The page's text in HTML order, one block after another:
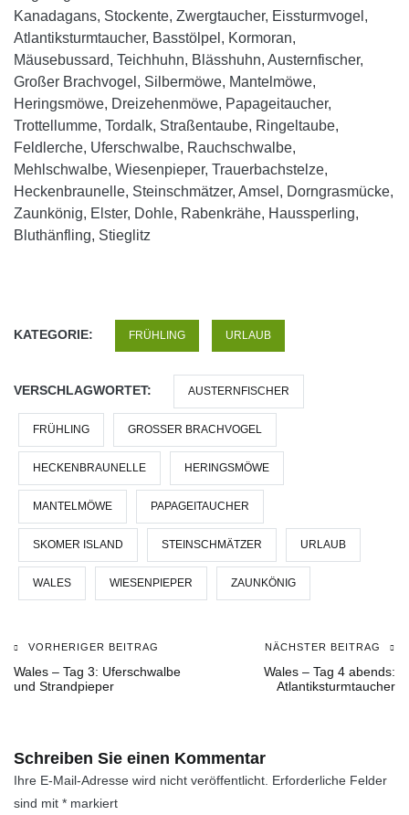
Kanadagans, Stockente, Zwergtaucher, Eissturmvogel,
Atlantiksturmtaucher, Basstölpel, Kormoran,
Mäusebussard, Teichhuhn, Blässhuhn, Austernfischer,
Großer Brachvogel, Silbermöwe, Mantelmöwe,
Heringsmöwe, Dreizehenmöwe, Papageitaucher,
Trottellumme, Tordalk, Straßentaube, Ringeltaube,
Feldlerche, Uferschwalbe, Rauchschwalbe,
Mehlschwalbe, Wiesenpieper, Trauerbachstelze,
Heckenbraunelle, Steinschmätzer, Amsel, Dorngrasmücke,
Zaunkönig, Elster, Dohle, Rabenkrähe, Haussperling,
Bluthänfling, Stieglitz
KATEGORIE: FRÜHLING URLAUB
VERSCHLAGWORTET: AUSTERNFISCHER
FRÜHLING GROSSER BRACHVOGEL
HECKENBRAUNELLE HERINGSMÖWE
MANTELMÖWE PAPAGEITAUCHER
SKOMER ISLAND STEINSCHMÄTZER URLAUB
WALES WIESENPIEPER ZAUNKÖNIG
Beitragsnavigation
VORHERIGER BEITRAG
Wales – Tag 3: Uferschwalbe
und Strandpieper
NÄCHSTER BEITRAG
Wales – Tag 4 abends:
Atlantiksturmtaucher
Schreiben Sie einen Kommentar
Ihre E-Mail-Adresse wird nicht veröffentlicht. Erforderliche Felder
sind mit * markiert